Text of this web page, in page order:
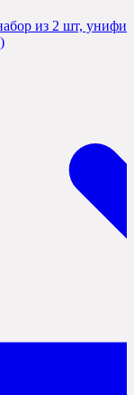
из 2 шт,